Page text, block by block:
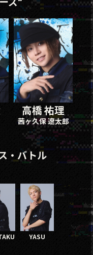
高橋 祐理
茜ヶ久保 遼太郎
・バトル
YASU